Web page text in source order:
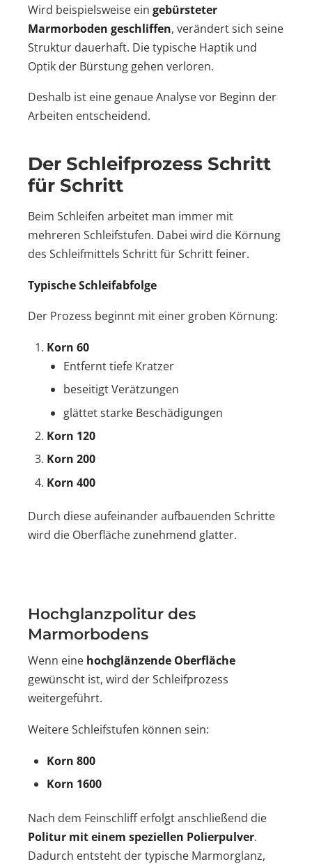
Wird beispielsweise ein gebürsteter
Marmorboden geschliffen, verändert sich seine
Struktur dauerhaft. Die typische Haptik und
Optik der Bürstung gehen verloren.
Deshalb ist eine genaue Analyse vor Beginn der
Arbeiten entscheidend.
Der Schleifprozess Schritt
für Schritt
Beim Schleifen arbeitet man immer mit
mehreren Schleifstufen. Dabei wird die Körnung
des Schleifmittels Schritt für Schritt feiner.
Typische Schleifabfolge
Der Prozess beginnt mit einer groben Körnung:
Korn 60
Entfernt tiefe Kratzer
beseitigt Verätzungen
glättet starke Beschädigungen
Korn 120
Korn 200
Korn 400
Durch diese aufeinander aufbauenden Schritte
wird die Oberfläche zunehmend glatter.
Hochglanzpolitur des
Marmorbodens
Wenn eine hochglänzende Oberfläche
gewünscht ist, wird der Schleifprozess
weitergeführt.
Weitere Schleifstufen können sein:
Korn 800
Korn 1600
Nach dem Feinschliff erfolgt anschließend die
Politur mit einem speziellen Polierpulver.
Dadurch entsteht der typische Marmorglanz,